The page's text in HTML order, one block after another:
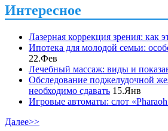
Интересное
Лазерная коррекция зрения: как
Ипотека для молодой семьи:
22.Фев
Лечебный массаж: виды и
Обследование поджелудочной
необходимо сдавать 15.Янв
Игровые автоматы: слот
Далее>>